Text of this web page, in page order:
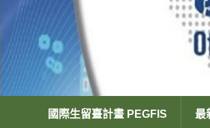
國際生留臺計畫 PEGFIS 最